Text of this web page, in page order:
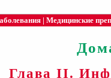
| Медицинские
Глава II.